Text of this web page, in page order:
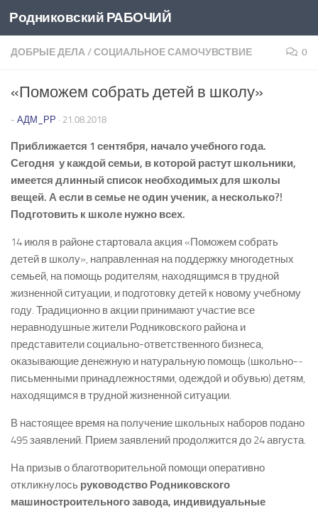
Перейти к содержимому
Родниковский РАБОЧИЙ
ДОБРЫЕ ДЕЛА/СОЦИАЛЬНОЕ САМОЧУВСТВИЕ 0
«Поможем собрать детей в школу»
- АДМ_РР · 21.08.2018
Приближается 1 сентября, начало учебного года.
Сегодня у каждой семьи, в которой растут школьники,
имеется длинный список необходимых для школы
вещей. А если в семье не один ученик, а несколько?!
Подготовить к школе нужно всех.
14 июля в районе стартовала акция «Поможем собрать
детей в школу», направленная на поддержку многодетных
семьей, на помощь родителям, находящимся в трудной
жизненной ситуации, и подготовку детей к новому учебному
году. Традиционно в акции принимают участие все
неравнодушные жители Родниковского района и
представители социально-­ответственного бизнеса,
оказывающие денежную и натуральную помощь (школьно-­
письменными принадлежностями, одеждой и обувью) детям,
находящимся в трудной жизненной ситуации.
В настоящее время на получение школьных наборов подано
495 заявлений. Прием заявлений продолжится до 24 августа.
На призыв о благотворительной помощи оперативно
откликнулось руководство Родниковского
машиностроительного завода, индивидуальные